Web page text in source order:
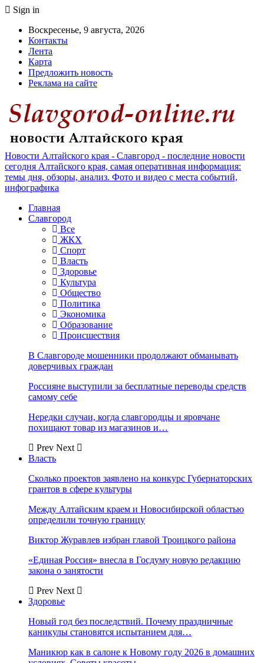
Sign in
Воскресенье, 9 августа, 2026
Контакты
Лента
Карта
Предложить новость
Реклама на сайте
Новости Алтайского края - Славгород - последние новости
сегодня Алтайского края, самая оперативная информация:
темы дня, обзоры, анализ. Фото и видео с места событий,
инфографика
Главная
Славгород
Все
ЖКХ
Спорт
Власть
Здоровье
Культура
Общество
Политика
Экономика
Образование
Происшествия
В Славгороде мошенники продолжают обманывать
доверчивых граждан
Россияне выступили за бесплатные переводы средств
самому себе
Нередки случаи, когда славгородцы и яровчане
похищают товар из магазинов и…
Prev Next
Власть
Сколько проектов заявлено на конкурс Губернаторских
грантов в сфере культуры
Между Алтайским краем и Новосибирской областью
определили точную границу
Виктор Журавлев избран главой Троицкого района
«Единая Россия» внесла в Госдуму новую редакцию
закона о занятости
Prev Next
Здоровье
Новый год без последствий. Почему праздничные
каникулы становятся испытанием для…
Маникюр как в салоне к Новому году 2026 в домашних